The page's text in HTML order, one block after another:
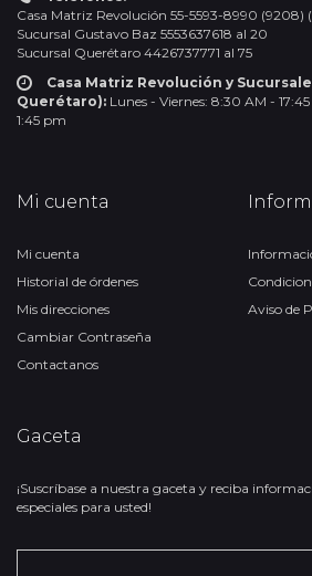
Casa Matriz Revolución 55-5593-8990 (9208)
Sucursal Gustavo Baz 5553637618 al 20
Sucursal Querétaro 4426737771 al 75
Casa Matriz Revolución y
Querétaro): Lunes - Viernes: 8:30 AM -
1:45 pm
Mi cuenta
Mi cuenta
Historial de órdenes
Mis direcciones
Cambiar Contraseña
Contactanos
Aviso de
Gaceta
¡Suscríbase a nuestra gaceta y reciba
especiales para usted!